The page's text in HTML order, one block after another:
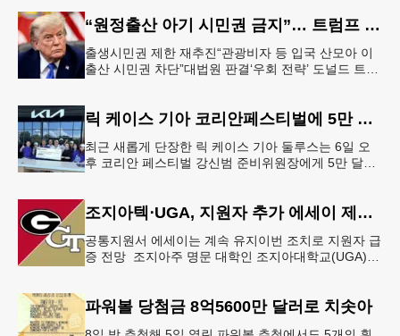
“원정출산 아기 시민권 금지”… 트럼프 행정명령 서명
출생시민권 제한 재추진“관광비자 등 입국 산모아 이
출산 시민권 차단”대법원 판결‘우회 전략’ 도널드 트럼
릭 케이스 기아 코리안페스티벌에 5만 달러 후원
최근 새롭게 단장한 릭 케이스 기아 둘루스는 6일 오
후 코리안 페스티벌 강신범 준비위원장에게 5만 달러
조지아텍⋅UGA, 지원자 추가 에세이 제출 폐지
공통지원서 에세이는 계속 유지이번 조치로 지원자 급
증 전망 조지아주 명문 대학인 조지아대학교(UGA)와
파워볼 당첨금 8억5600만 달러로 치솟아